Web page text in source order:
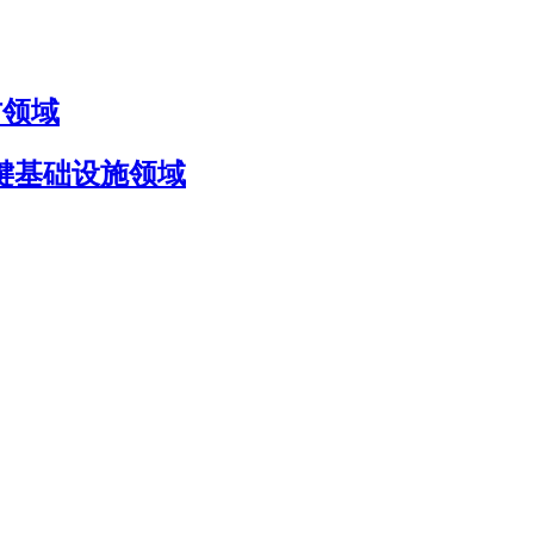
域
基础设施领域